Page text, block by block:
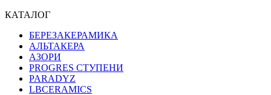
КАТАЛОГ
БЕРЕЗАКЕРАМИКА
АЛЬТАКЕРА
АЗОРИ
PROGRES СТУПЕНИ
PARADYZ
LBCERAMICS